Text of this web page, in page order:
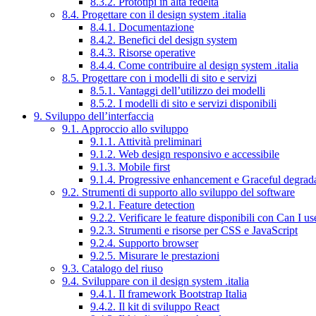
8.4. Progettare con il design system .italia
8.4.1. Documentazione
8.4.2. Benefici del design system
8.4.3. Risorse operative
8.4.4. Come contribuire al design system .italia
8.5. Progettare con i modelli di sito e servizi
8.5.1. Vantaggi dell’utilizzo dei modelli
8.5.2. I modelli di sito e servizi disponibili
9. Sviluppo dell’interfaccia
9.1. Approccio allo sviluppo
9.1.1. Attività preliminari
9.1.2. Web design responsivo e accessibile
9.1.3. Mobile first
9.1.4. Progressive enhancement e Graceful
9.2. Strumenti di supporto allo sviluppo del software
9.2.1. Feature detection
9.2.2. Verificare le feature disponibili con Can I
9.2.3. Strumenti e risorse per CSS e JavaScript
9.2.4. Supporto browser
9.2.5. Misurare le prestazioni
9.3. Catalogo del riuso
9.4. Sviluppare con il design system .italia
9.4.1. Il framework Bootstrap Italia
9.4.2. Il kit di sviluppo React